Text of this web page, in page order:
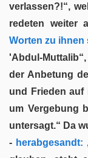
verlassen?!“,
redeten weiter
Worten zu ihnen
'Abdul-
der Anbetung
und Frieden auf
um Vergebung
untersagt.“ Da
- herabgesandt: